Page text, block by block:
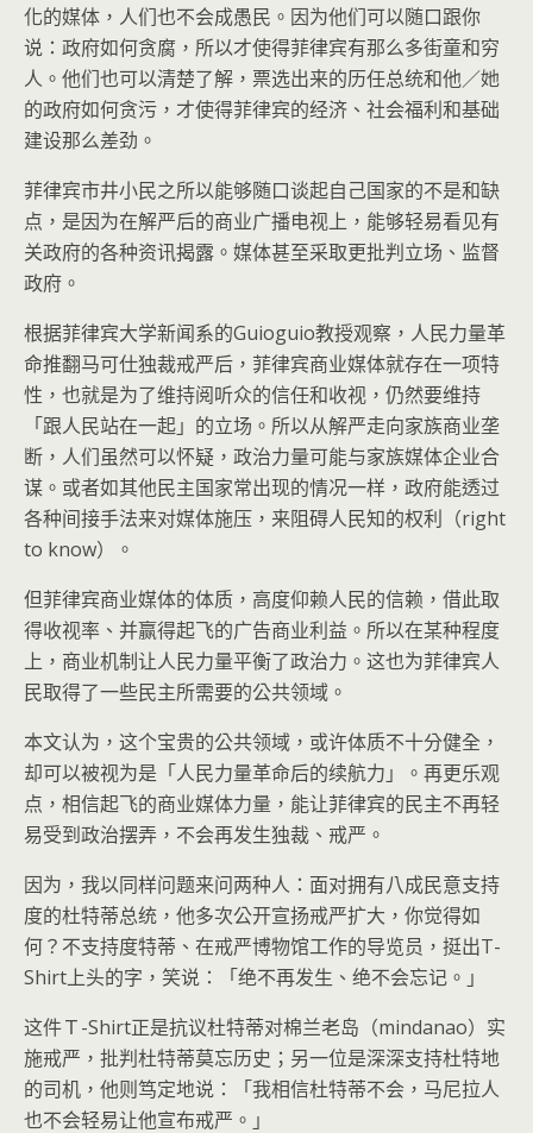
化的媒体，人们也不会成愚民。因为他们可以随口跟你
说：政府如何贪腐，所以才使得菲律宾有那么多街童和穷
人。他们也可以清楚了解，票选出来的历任总统和他／她
的政府如何贪污，才使得菲律宾的经济、社会福利和基础
建设那么差劲。
菲律宾市井小民之所以能够随口谈起自己国家的不是和缺
点，是因为在解严后的商业广播电视上，能够轻易看见有
关政府的各种资讯揭露。媒体甚至采取更批判立场、监督
政府。
根据菲律宾大学新闻系的Guioguio教授观察，人民力量革
命推翻马可仕独裁戒严后，菲律宾商业媒体就存在一项特
性，也就是为了维持阅听众的信任和收视，仍然要维持
「跟人民站在一起」的立场。所以从解严走向家族商业垄
断，人们虽然可以怀疑，政治力量可能与家族媒体企业合
谋。或者如其他民主国家常出现的情况一样，政府能透过
各种间接手法来对媒体施压，来阻碍人民知的权利（right
to know）。
但菲律宾商业媒体的体质，高度仰赖人民的信赖，借此取
得收视率、并赢得起飞的广告商业利益。所以在某种程度
上，商业机制让人民力量平衡了政治力。这也为菲律宾人
民取得了一些民主所需要的公共领域。
本文认为，这个宝贵的公共领域，或许体质不十分健全，
却可以被视为是「人民力量革命后的续航力」。再更乐观
点，相信起飞的商业媒体力量，能让菲律宾的民主不再轻
易受到政治摆弄，不会再发生独裁、戒严。
因为，我以同样问题来问两种人：面对拥有八成民意支持
度的杜特蒂总统，他多次公开宣扬戒严扩大，你觉得如
何？不支持度特蒂、在戒严博物馆工作的导览员，挺出T-
Shirt上头的字，笑说：「绝不再发生、绝不会忘记。」
这件Ｔ-Shirt正是抗议杜特蒂对棉兰老岛（mindanao）实
施戒严，批判杜特蒂莫忘历史；另一位是深深支持杜特地
的司机，他则笃定地说：「我相信杜特蒂不会，马尼拉人
也不会轻易让他宣布戒严。」